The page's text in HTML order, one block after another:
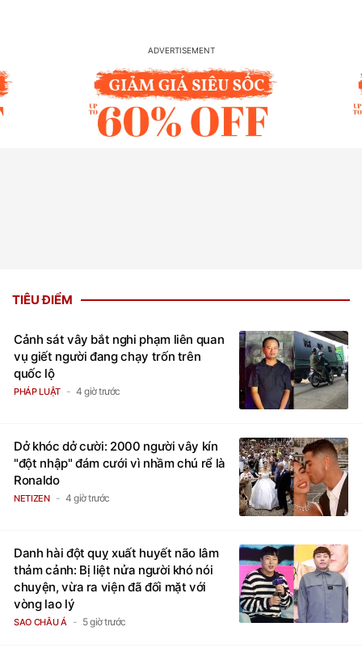
TIÊU ĐIỂM
Cảnh sát vây bắt nghi phạm liên quan
vụ giết người đang chạy trốn trên
quốc lộ
PHÁP LUẬT 4 giờ trước
Dở khóc dở cười: 2000 người vây kín
"đột nhập" đám cưới vì nhầm chú rể là
Ronaldo
NETIZEN 4 giờ trước
Danh hài đột quỵ xuất huyết não lâm
thảm cảnh: Bị liệt nửa người khó nói
chuyện, vừa ra viện đã đối mặt với
vòng lao lý
SAO CHÂU Á 5 giờ trước